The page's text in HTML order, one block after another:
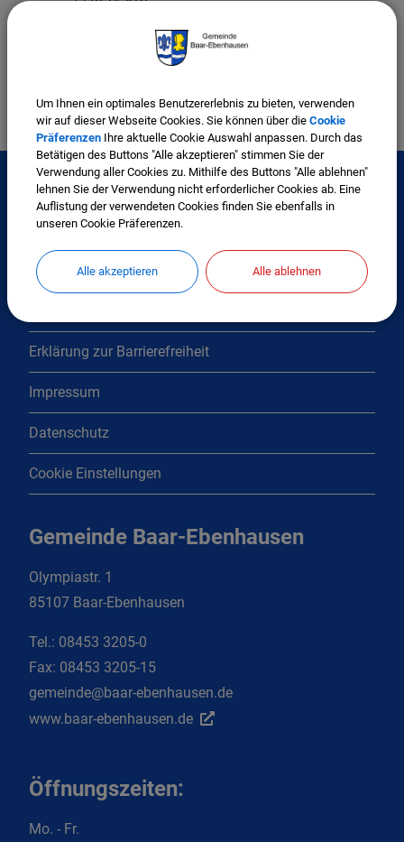
Änderung.pdf
Interessante Links
Kontakt
Erklärung zur Barrierefreiheit
Impressum
Datenschutz
Cookie Einstellungen
Gemeinde Baar-Ebenhausen
Olympiastr. 1
85107 Baar-Ebenhausen
Tel.: 08453 3205-0
Fax: 08453 3205-15
gemeinde@baar-ebenhausen.de
www.baar-ebenhausen.de
Öffnungszeiten:
Mo. - Fr.
Um Ihnen ein optimales Benutzererlebnis zu bieten, verwenden
wir auf dieser Webseite Cookies. Sie können über die Cookie
Präferenzen Ihre aktuelle Cookie Auswahl anpassen. Durch das
Betätigen des Buttons "Alle akzeptieren" stimmen Sie der
Verwendung aller Cookies zu. Mithilfe des Buttons "Alle ablehnen"
lehnen Sie der Verwendung nicht erforderlicher Cookies ab. Eine
Auflistung der verwendeten Cookies finden Sie ebenfalls in
unseren Cookie Präferenzen.
Alle akzeptieren Alle ablehnen